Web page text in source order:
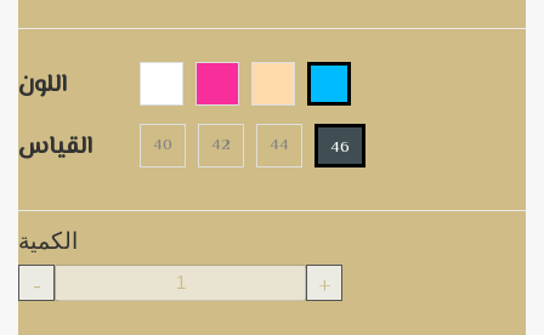
اللون
القياس
40 42 44 46
الكمية
- +